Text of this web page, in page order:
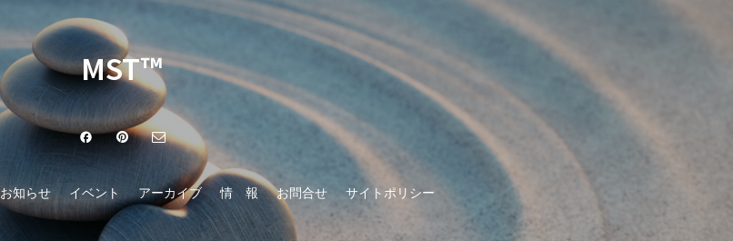
MST™
お知らせ イベント アーカイブ 情 報 お問合せ サイトポリシー